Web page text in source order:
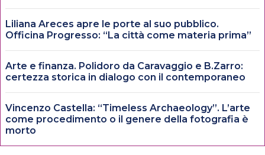
Liliana Areces apre le porte al suo pubblico.
Officina Progresso: “La città come materia prima”
Arte e finanza. Polidoro da Caravaggio e B.Zarro:
certezza storica in dialogo con il contemporaneo
Vincenzo Castella: “Timeless Archaeology”. L’arte
come procedimento o il genere della fotografia è
morto